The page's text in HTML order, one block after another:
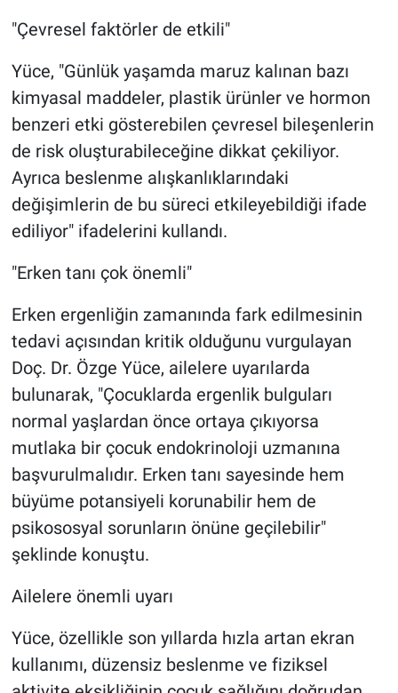
"Çevresel faktörler de etkili"
Yüce, "Günlük yaşamda maruz kalınan bazı
kimyasal maddeler, plastik ürünler ve hormon
benzeri etki gösterebilen çevresel bileşenlerin
de risk oluşturabileceğine dikkat çekiliyor.
Ayrıca beslenme alışkanlıklarındaki
değişimlerin de bu süreci etkileyebildiği ifade
ediliyor" ifadelerini kullandı.
"Erken tanı çok önemli"
Erken ergenliğin zamanında fark edilmesinin
tedavi açısından kritik olduğunu vurgulayan
Doç. Dr. Özge Yüce, ailelere uyarılarda
bulunarak, "Çocuklarda ergenlik bulguları
normal yaşlardan önce ortaya çıkıyorsa
mutlaka bir çocuk endokrinoloji uzmanına
başvurulmalıdır. Erken tanı sayesinde hem
büyüme potansiyeli korunabilir hem de
psikososyal sorunların önüne geçilebilir"
şeklinde konuştu.
Ailelere önemli uyarı
Yüce, özellikle son yıllarda hızla artan ekran
kullanımı, düzensiz beslenme ve fiziksel